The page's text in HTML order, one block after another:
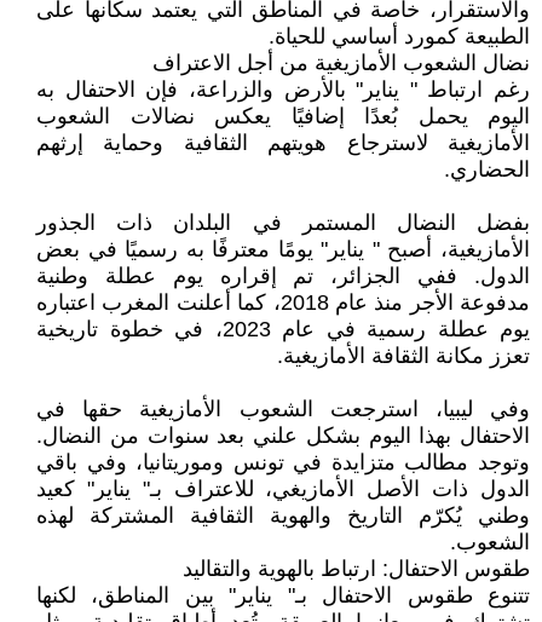
والاستقرار، خاصة في المناطق التي يعتمد سكانها على
الطبيعة كمورد أساسي للحياة.
نضال الشعوب الأمازيغية من أجل الاعتراف
رغم ارتباط " يناير" بالأرض والزراعة، فإن الاحتفال به
اليوم يحمل بُعدًا إضافيًا يعكس نضالات الشعوب
الأمازيغية لاسترجاع هويتهم الثقافية وحماية إرثهم
الحضاري.
بفضل النضال المستمر في البلدان ذات الجذور
الأمازيغية، أصبح " يناير" يومًا معترفًا به رسميًا في بعض
الدول. ففي الجزائر، تم إقراره يوم عطلة وطنية
مدفوعة الأجر منذ عام 2018، كما أعلنت المغرب اعتباره
يوم عطلة رسمية في عام 2023، في خطوة تاريخية
تعزز مكانة الثقافة الأمازيغية.
وفي ليبيا، استرجعت الشعوب الأمازيغية حقها في
الاحتفال بهذا اليوم بشكل علني بعد سنوات من النضال.
وتوجد مطالب متزايدة في تونس وموريتانيا، وفي باقي
الدول ذات الأصل الأمازيغي، للاعتراف بـ" يناير" كعيد
وطني يُكرّم التاريخ والهوية الثقافية المشتركة لهذه
الشعوب.
طقوس الاحتفال: ارتباط بالهوية والتقاليد
تتنوع طقوس الاحتفال بـ" يناير" بين المناطق، لكنها